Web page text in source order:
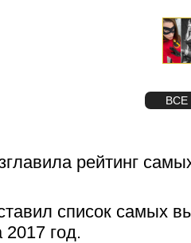
ВСЕ
рейтинг
список самых
2017 год.